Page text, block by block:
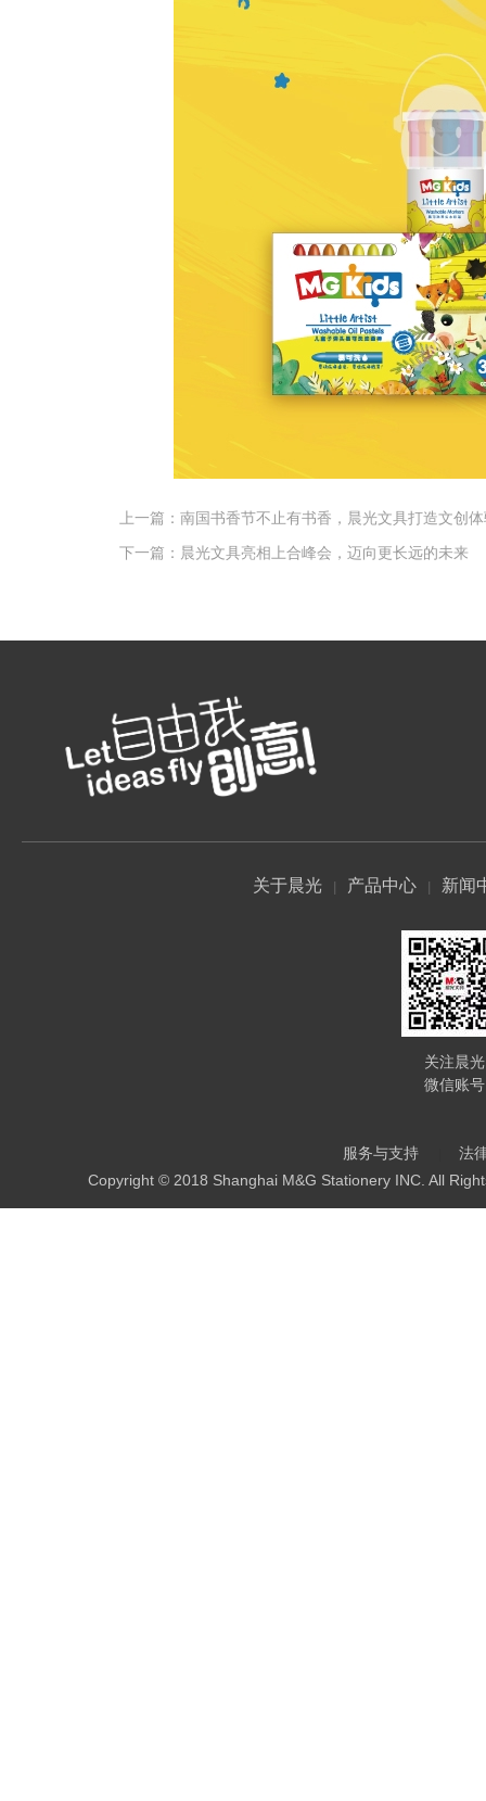
上一篇： 南国书香节不止有书香，晨光文具打造文创
下一篇： 晨光文具亮相上合峰会，迈向更长远的未来
关于晨光 产品中心 新闻
关注晨光
微信账号
服务与支持
法
Copyright © 2018 Shanghai M&G Stationery INC. All